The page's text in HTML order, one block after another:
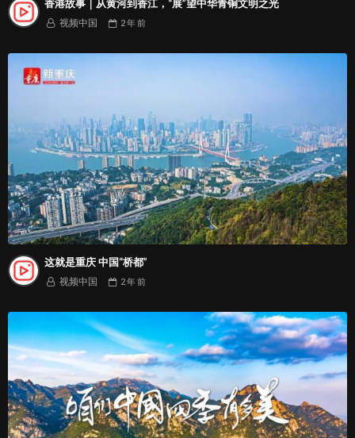
香港故事｜从黄河到香江，“展”望中华青铜文明之光
视频中国 2 年前
这就是重庆 中国“桥都”
视频中国 2 年前